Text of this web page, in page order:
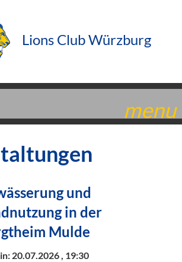
Lions Club Würzburg
menu
und
in der
Mulde
20.07.2026 , 19:30